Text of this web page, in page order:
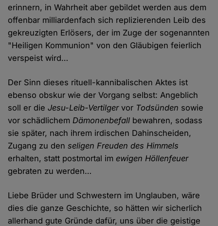
erinnern, in Wahrheit aber gebildet werden aus dem
offenbar milliardenfach sich replizierenden Leib des
gekreuzigten Erlösers, der im Zuge der sogenannten
"Heiligen Kommunion" von den Gläubigen feierlich
verspeist wird…
Der Sinn dieses rituell-kannibalischen Aktes ist
ebenso obskur wie der Vorgang selbst: Angeblich
soll er dieJesu-Leib-Vertilgervor Todsünden sowie
vor schädlichem Dämonenbefall bewahren, sodass
sie später, nach ihrem irdischen Dahinscheiden,
Zugang zu denseligen Freuden des Himmels
erhalten, statt postmortal imewigen Höllenfeuer
gebraten zu werden…
Liebe Brüder und Schwestern im Unglauben, wäre
dies die ganze Geschichte, so hätten wir sicherlich
allerhand gute Gründe dafür, uns über die geistige